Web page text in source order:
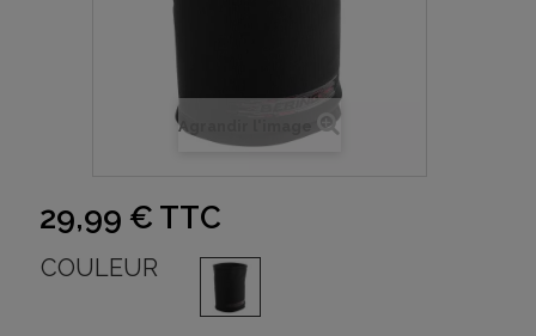
Agrandir l'image
29,99 € TTC
COULEUR